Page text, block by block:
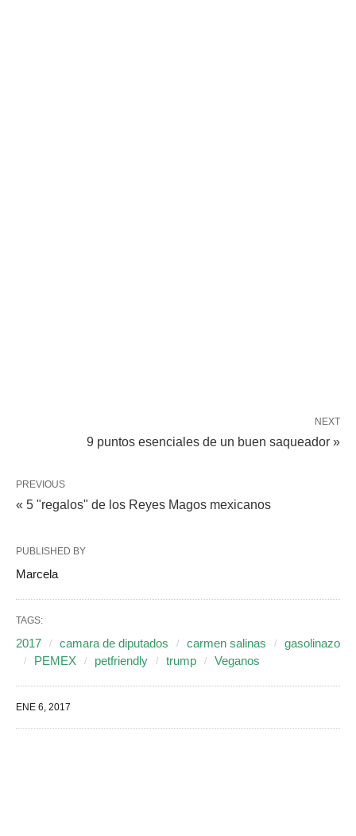
NEXT
9 puntos esenciales de un buen saqueador »
PREVIOUS
« 5 "regalos" de los Reyes Magos mexicanos
PUBLISHED BY
Marcela
TAGS:
2017 camara de diputados carmen salinas
gasolinazo
PEMEX
petfriendly trump Veganos
ENE 6, 2017